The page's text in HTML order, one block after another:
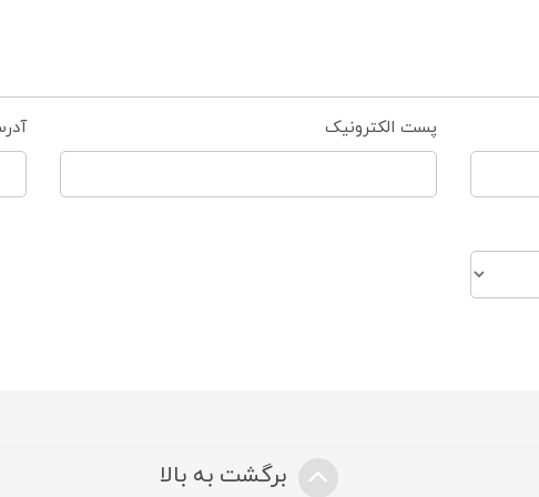
پست الکترونیک
برگشت به بالا